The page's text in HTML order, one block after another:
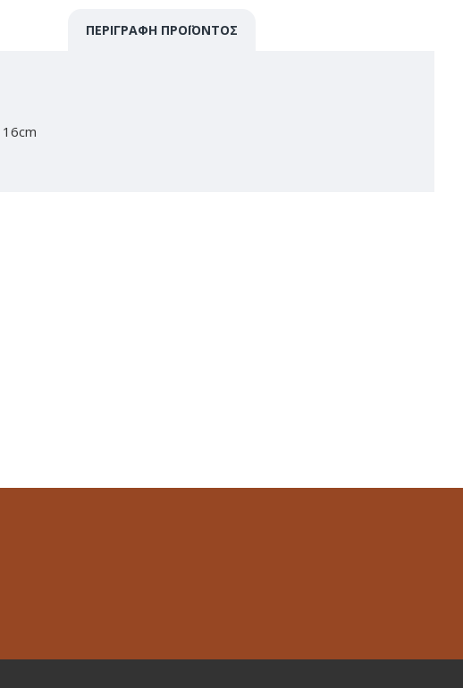
ΠΕΡΙΓΡΑΦΉ ΠΡΟΪΌΝΤΟΣ